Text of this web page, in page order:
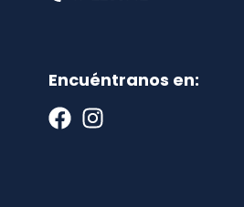
Encuéntranos en: